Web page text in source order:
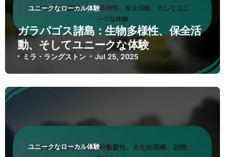
ユニークなローカル体験
ガラパゴス諸島：生物多様性、保全活
動、そしてユニークな体験
ミラ・ラングストン Jul 25, 2025
ユニークなローカル体験